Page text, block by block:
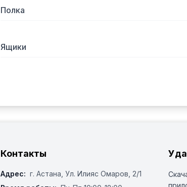
Полка
Ящики
Контакты
Адрес: г. Астана, ​Ул. Илияс Омаров, 2/1